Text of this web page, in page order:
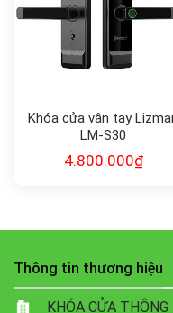
Khóa cửa vân tay
LM-S30
4.800.000₫
Thông tin thương hiệu
KHÓA CỬA